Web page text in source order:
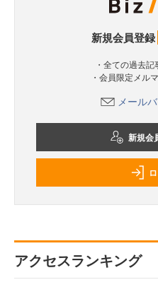
新規会員登録
・全ての過去
・会員限定メル
メール
新規会
アクセスランキング